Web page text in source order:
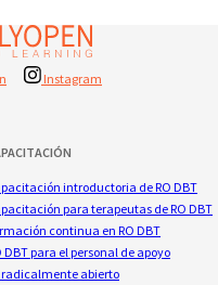
Instagram
introductoria de RO DBT
para terapeutas de RO DBT
continua en RO DBT
DBT para el personal de apoyo
radicalmente abierto